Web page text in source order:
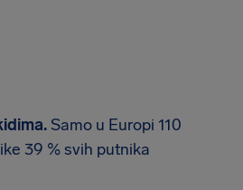
Samo u Europi 110
39 % svih putnika